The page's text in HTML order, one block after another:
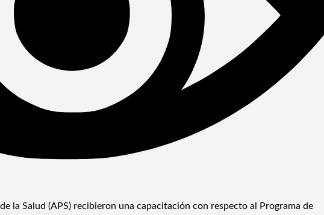
la Salud (APS) recibieron una capacitación con respecto al Programa de